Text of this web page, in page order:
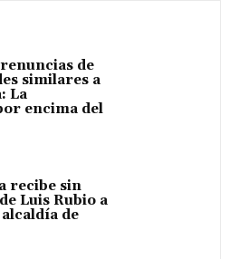
de
similares a
La
encima del
recibe sin
Luis Rubio a
de